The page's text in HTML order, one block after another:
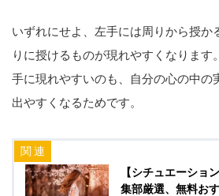
いずれにせよ、左手には周りから授か
りに授けるものが現れやすくなります
手に現れやすいのも、自分の心の中の
出やすくなるためです。
【シチュエーショ
集部厳選、無料お